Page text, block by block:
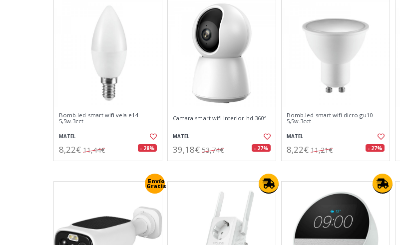
Bomb.led smart wifi vela e14
5,5w.3cct
MATEL
8,22€ 11,44€ - 28%
Camara smart wifi interior hd 360º
MATEL
39,18€ 53,74€ - 27%
Bomb.led smart wifi dicro.gu10
5,5w.3cct
MATEL
8,22€ 11,21€ - 27%
Envío
Gratis